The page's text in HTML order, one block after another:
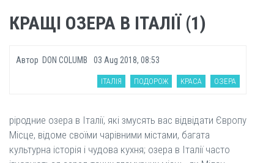
КРАЩІ ОЗЕРА В ІТАЛІЇ (1)
Автор DON COLUMB 03 Aug 2018, 08:53
ІТАЛІЯ ПОДОРОЖ КРАСА ОЗЕРА
ріродние озера в Італії, які змусять вас відвідати Європу
Місце, відоме своїми чарівними містами, багата
культурна історія і чудова кухня; озера в Італії часто